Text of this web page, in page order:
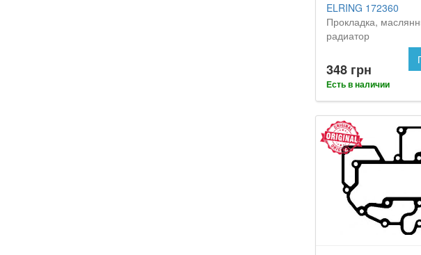
ELRING 172360
Прокладка,
радиатор
348 грн
Есть в наличии